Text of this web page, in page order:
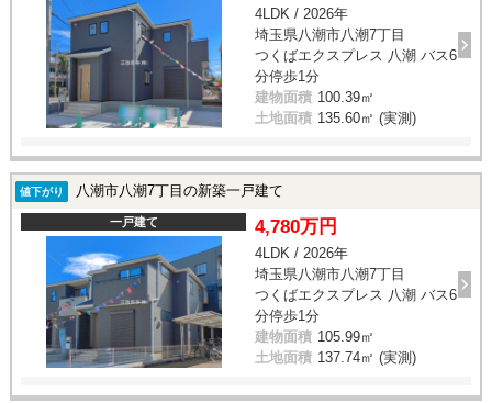
4LDK / 2026年
埼玉県八潮市八潮7丁目
つくばエクスプレス 八潮 バス6
分停歩1分
建物面積 100.39㎡
土地面積 135.60㎡ (実測)
値下がり 八潮市八潮7丁目の新築一戸建て
一戸建て 4,780万円
4LDK / 2026年
埼玉県八潮市八潮7丁目
つくばエクスプレス 八潮 バス6
分停歩1分
建物面積 105.99㎡
土地面積 137.74㎡ (実測)